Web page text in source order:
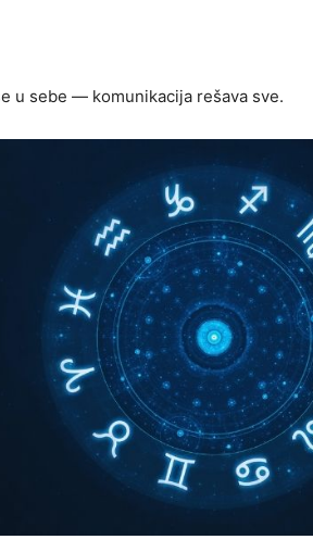
u sebe — komunikacija rešava sve.